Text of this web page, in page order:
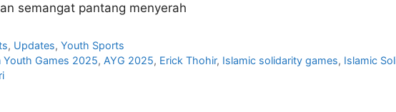
semangat pantang menyerah
, Updates,Youth Sports
Youth Games 2025, AYG 2025, Erick Thohir, Islamic solidarity games, Islamic